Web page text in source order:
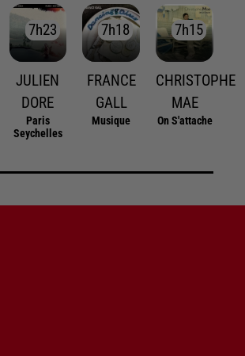
7h23
7h23
JULIEN
DORE
Paris
Seychelles
7h18
7h18
FRANCE
GALL
Musique
7h15
7h15
CHRISTOPHE
MAE
On S'attache